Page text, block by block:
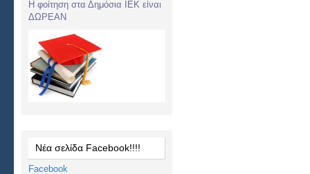
Η φοίτηση στα Δημόσια ΙΕΚ είναι
ΔΩΡΕΑΝ
Νέα σελίδα Facebook!!!!
Facebook